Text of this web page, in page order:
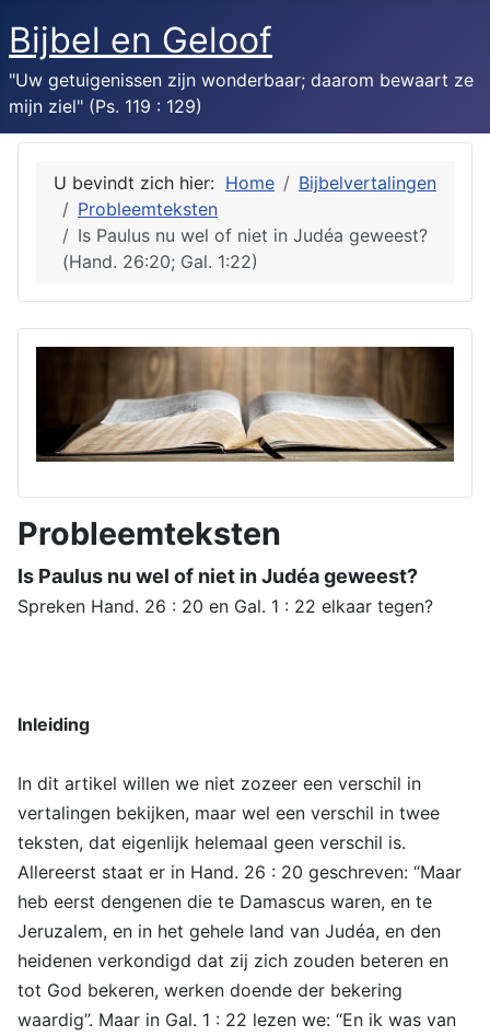
Bijbel en Geloof
"Uw getuigenissen zijn wonderbaar; daarom bewaart ze
mijn ziel" (Ps. 119 : 129)
U bevindt zich hier: Home
Bijbelvertalingen
Probleemteksten
Is Paulus nu wel of niet in Judéa geweest?
(Hand. 26:20; Gal. 1:22)
Probleemteksten
Is Paulus nu wel of niet in Judéa geweest?
Spreken Hand. 26 : 20 en Gal. 1 : 22 elkaar tegen?
Inleiding
In dit artikel willen we niet zozeer een verschil in
vertalingen bekijken, maar wel een verschil in twee
teksten, dat eigenlijk helemaal geen verschil is.
Allereerst staat er in Hand. 26 : 20 geschreven: “Maar
heb eerst dengenen die te Damascus waren, en te
Jeruzalem, en in het gehele land van Judéa, en den
heidenen verkondigd dat zij zich zouden beteren en
tot God bekeren, werken doende der bekering
waardig”. Maar in Gal. 1 : 22 lezen we: “En ik was van